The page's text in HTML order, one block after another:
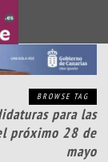
BROWSE TAG
para las
próximo 28 de
mayo